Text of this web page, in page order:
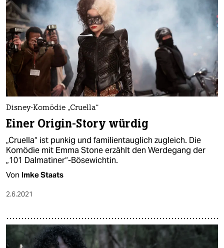
Disney-Komödie „Cruella“
Einer Origin-Story würdig
„Cruella“ ist punkig und familientauglich zugleich. Die
Komödie mit Emma Stone erzählt den Werdegang der
„101 Dalmatiner“-Bösewichtin.
Von Imke Staats
2.6.2021